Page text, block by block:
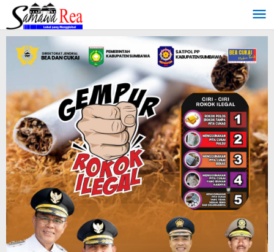
Lewati
konten